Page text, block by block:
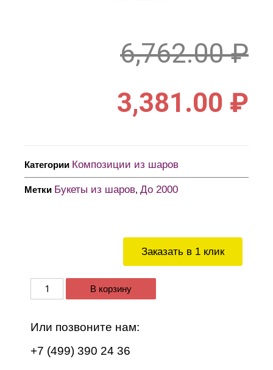
Заказать в 1 клик
В корзину
Или позвоните нам:
+7 (499) 390 24 36
6,762.00₽
3,381.00 ₽
Категории Композиции из шаров
Метки Букеты из шаров, До 2000